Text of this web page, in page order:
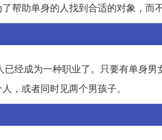
帮助单身的人找到合适的对象，而
经成为一种职业了。只要有单身
，或者同时见两个男孩子。